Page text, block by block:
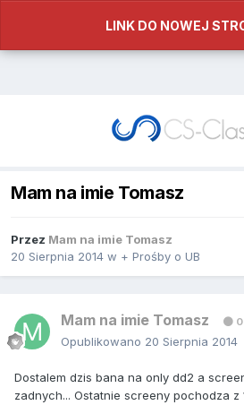
LINK DO NOWEJ
Mam na imie Tomasz
Przez Mam na imie Tomasz
20 Sierpnia 2014 w + Prośby o UB
Mam na imie Tomasz 0
Opublikowano 20 Sierpnia 2014
Dostalem dzis bana na only dd2 a
zadnych... Ostatnie screeny pochodza z